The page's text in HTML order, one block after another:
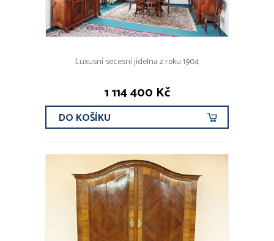
MODERNÍ UMĚNÍ A DESIGN
OSTATNÍ
CENOVÉ ROZMEZÍ
DRUHY KOVŮ
Luxusní secesní jídelna z roku 1904
1 114 400 Kč
DO KOŠÍKU